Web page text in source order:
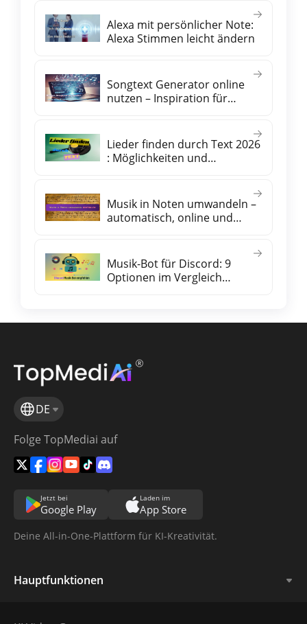
Alexa mit persönlicher Note:
Alexa Stimmen leicht ändern
Songtext Generator online
nutzen – Inspiration für
Lieder finden durch Text 2026
: Möglichkeiten und
Musik in Noten umwandeln –
automatisch, online und
Musik-Bot für Discord: 9
Optionen im Vergleich
DE
Folge TopMediai auf
Jetzt bei
Google Play
Laden im
App Store
Deine All-in-One-Plattform für KI-Kreativität.
Hauptfunktionen